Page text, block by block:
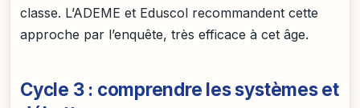
classe. L’ADEME et Eduscol recommandent cette
approche par l’enquête, très efficace à cet âge.
Cycle 3 : comprendre les systèmes et